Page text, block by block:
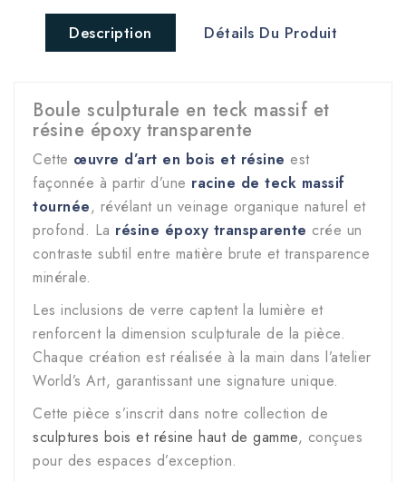
Description Détails Du Produit
Boule sculpturale en teck massif et
résine époxy transparente
Cette œuvre d’art en bois et résine est
façonnée à partir d’une racine de teck massif
tournée, révélant un veinage organique naturel et
profond. La résine époxy transparente crée un
contraste subtil entre matière brute et transparence
minérale.
Les inclusions de verre captent la lumière et
renforcent la dimension sculpturale de la pièce.
Chaque création est réalisée à la main dans l’atelier
World’s Art, garantissant une signature unique.
Cette pièce s’inscrit dans notre collection de
sculptures bois et résine haut de gamme, conçues
pour des espaces d’exception.